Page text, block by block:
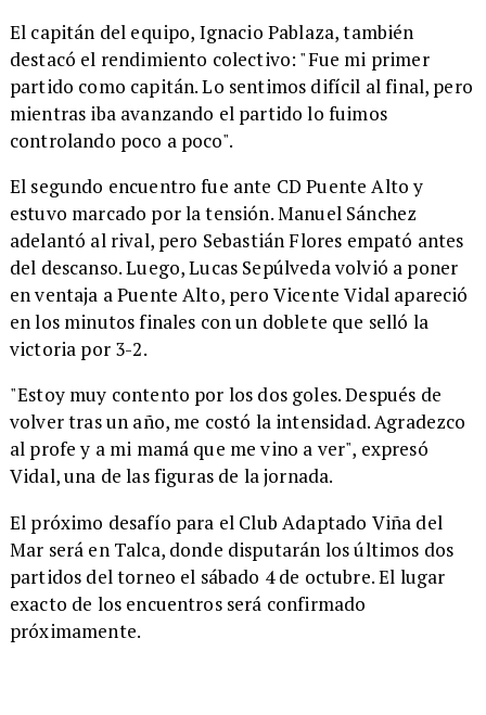
El capitán del equipo, Ignacio Pablaza, también
destacó el rendimiento colectivo: "Fue mi primer
partido como capitán. Lo sentimos difícil al final, pero
mientras iba avanzando el partido lo fuimos
controlando poco a poco".
El segundo encuentro fue ante CD Puente Alto y
estuvo marcado por la tensión. Manuel Sánchez
adelantó al rival, pero Sebastián Flores empató antes
del descanso. Luego, Lucas Sepúlveda volvió a poner
en ventaja a Puente Alto, pero Vicente Vidal apareció
en los minutos finales con un doblete que selló la
victoria por 3-2.
"Estoy muy contento por los dos goles. Después de
volver tras un año, me costó la intensidad. Agradezco
al profe y a mi mamá que me vino a ver", expresó
Vidal, una de las figuras de la jornada.
El próximo desafío para el Club Adaptado Viña del
Mar será en Talca, donde disputarán los últimos dos
partidos del torneo el sábado 4 de octubre. El lugar
exacto de los encuentros será confirmado
próximamente.